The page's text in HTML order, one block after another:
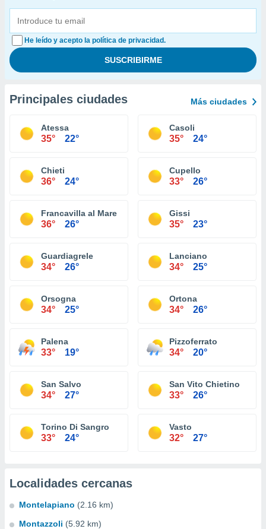
He leído y acepto la política de privacidad.
Principales ciudades Más ciudades
Atessa
35° 22°
Casoli
35° 24°
Chieti
36° 24°
Cupello
33° 26°
Francavilla al Mare
36° 26°
Gissi
35° 23°
Guardiagrele
34° 26°
Lanciano
34° 25°
Orsogna
34° 25°
Ortona
34° 26°
Palena
33° 19°
Pizzoferrato
34° 20°
San Salvo
34° 27°
San Vito Chietino
33° 26°
Torino Di Sangro
33° 24°
Vasto
32° 27°
Localidades cercanas
Montelapiano (2.16 km)
Montazzoli (5.92 km)